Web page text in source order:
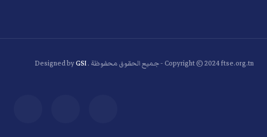
Copyright © 2024 ftse.org.tn - جميع الحقوق محفوظة . Designed by GSI